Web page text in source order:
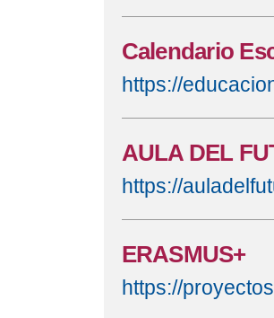
Calendario
https://
AULA DEL
https://
ERASMUS+
https://